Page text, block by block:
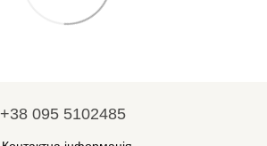
+38 095 5102485